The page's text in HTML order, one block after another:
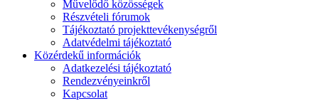
Művelődő közösségek
Részvételi fórumok
Tájékoztató projekttevékenységről
Adatvédelmi tájékoztató
Közérdekű információk
Adatkezelési tájékoztató
Rendezvényeinkről
Kapcsolat